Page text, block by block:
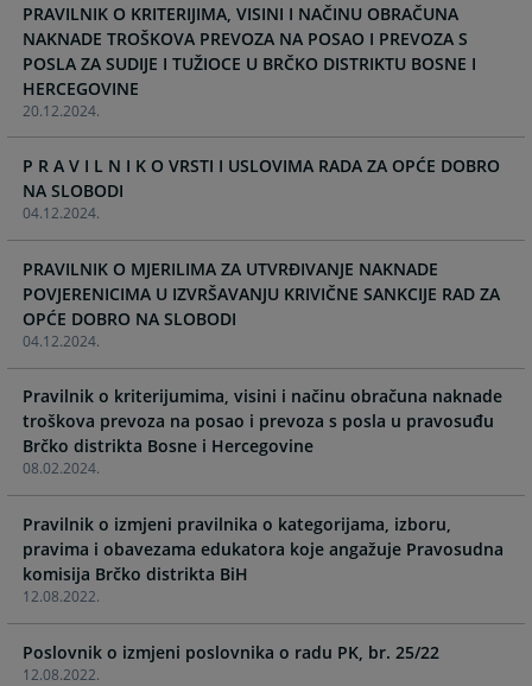
forward
to
interact
with
the
calendar
and
select
a
Press
the
question
mark
to
get
the
for
changing
dates.
forward
to
interact
calendar
and
Press
the
question
to
get
the
for
changing
20.12.2024.
PRAVILNIK O KRITERIJIMA, VISINI I NAČINU OBRAČUNA
NAKNADE TROŠKOVA PREVOZA NA POSAO I PREVOZA S
POSLA ZA SUDIJE I TUŽIOCE U BRČKO DISTRIKTU BOSNE I
HERCEGOVINE
04.12.2024.
P R A V I L N I K O VRSTI I USLOVIMA RADA ZA OPĆE DOBRO
NA SLOBODI
04.12.2024.
PRAVILNIK O MJERILIMA ZA UTVRĐIVANJE NAKNADE
POVJERENICIMA U IZVRŠAVANJU KRIVIČNE SANKCIJE RAD ZA
OPĆE DOBRO NA SLOBODI
08.02.2024.
Pravilnik o kriterijumima, visini i načinu obračuna naknade
troškova prevoza na posao i prevoza s posla u pravosuđu
Brčko distrikta Bosne i Hercegovine
12.08.2022.
Pravilnik o izmjeni pravilnika o kategorijama, izboru,
pravima i obavezama edukatora koje angažuje Pravosudna
komisija Brčko distrikta BiH
12.08.2022.
Poslovnik o izmjeni poslovnika o radu PK, br. 25/22